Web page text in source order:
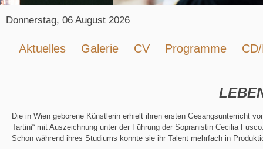
Donnerstag, 06 August 2026
Aktuelles Galerie CV Programme
Die in Wien geborene Künstlerin erhielt ihren ersten Gesangsunterricht
Tartini“ mit Auszeichnung unter der Führung der Sopranistin Cecilia
Schon während ihres Studiums konnte sie ihr Talent mehrfach in